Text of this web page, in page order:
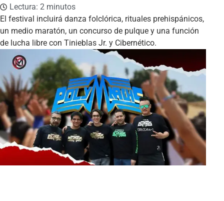
Lectura: 2 minutos
El festival incluirá danza folclórica, rituales prehispánicos,
un medio maratón, un concurso de pulque y una función
de lucha libre con Tinieblas Jr. y Cibernético.